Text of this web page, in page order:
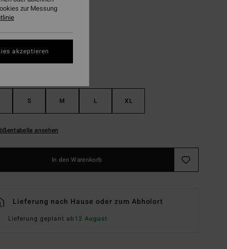
Tropics
S M L XL
ansehen
In den Warenkorb
Lieferung nach Hause oder zum Abholort
Lieferung geplant ab12 August
zur Messung
akzeptieren